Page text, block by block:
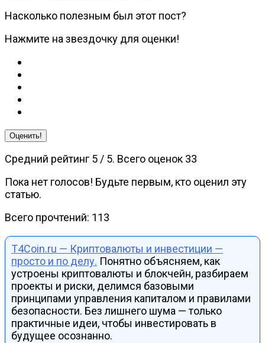
Насколько полезным был этот пост?
Нажмите на звездочку для оценки!
Оценить!
Средний рейтинг 5/ 5. Всего оценок 33
Пока нет голосов! Будьте первым, кто оценил эту
статью.
Всего прочтений: 113
T4Coin.ru — Криптовалюты и инвестиции —
просто и по делу. Понятно объясняем, как
устроены криптовалюты и блокчейн, разбираем
проекты и риски, делимся базовыми
принципами управления капиталом и правилами
безопасности. Без лишнего шума — только
практичные идеи, чтобы инвестировать в
будущее осознанно.